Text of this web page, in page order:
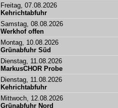
Freitag, 07.08.2026
Kehrichtabfuhr
Samstag, 08.08.2026
Werkhof offen
Montag, 10.08.2026
Grünabfuhr Süd
Dienstag, 11.08.2026
MarkusCHOR Probe
Dienstag, 11.08.2026
Kehrichtabfuhr
Mittwoch, 12.08.2026
Grünabfuhr Nord